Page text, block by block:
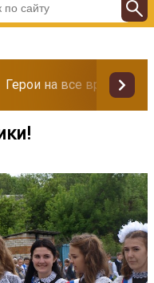
Герои на все времена